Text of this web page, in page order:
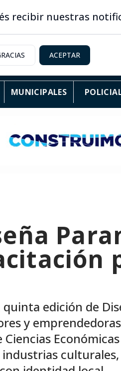
MUNICIPALES
edición de
y
recibir nuestras
ACEPTAR